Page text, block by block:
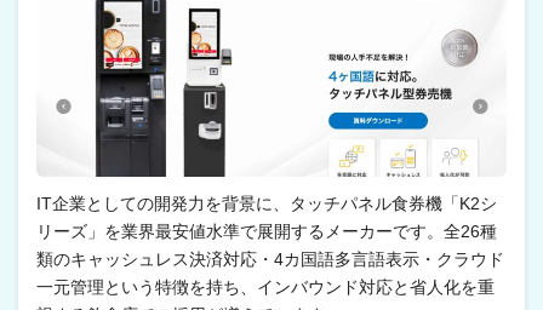
IT企業としての開発力を背景に、タッチパネル食券機「K2シ
リーズ」を業界最安値水準で展開するメーカーです。全26種
類のキャッシュレス決済対応・4カ国語多言語表示・クラウド
一元管理という特徴を持ち、インバウンド対応と省人化を重